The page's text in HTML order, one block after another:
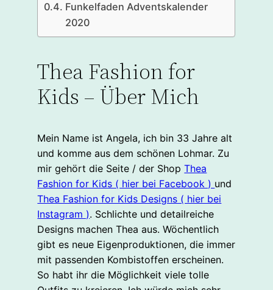
Funkelfaden Adventskalender
2020
Thea Fashion for
Kids – Über Mich
Mein Name ist Angela, ich bin 33 Jahre alt
und komme aus dem schönen Lohmar. Zu
mir gehört die Seite / der ShopThea
Fashion for Kids ( hier bei Facebook ) und
Thea Fashion for Kids Designs ( hier bei
Instagram ). Schlichte und detailreiche
Designs machen Thea aus. Wöchentlich
gibt es neue Eigenproduktionen, die immer
mit passenden Kombistoffen erscheinen.
So habt ihr die Möglichkeit viele tolle